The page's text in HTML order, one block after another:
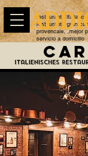
restaurante italiano,
restaurante gran
provencale, ,mejor
servicio a domicilio
Italienisches